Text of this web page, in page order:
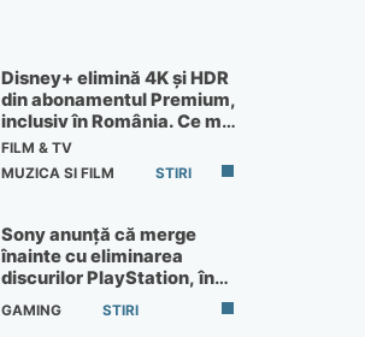
Disney+ elimină 4K și HDR
din abonamentul Premium,
inclusiv în România. Ce mai
primești de 60 lei pe lună
FILM & TV
MUZICA SI FILM
STIRI
Sony anunță că merge
înainte cu eliminarea
discurilor PlayStation, în
ciuda protestelor
GAMING STIRI